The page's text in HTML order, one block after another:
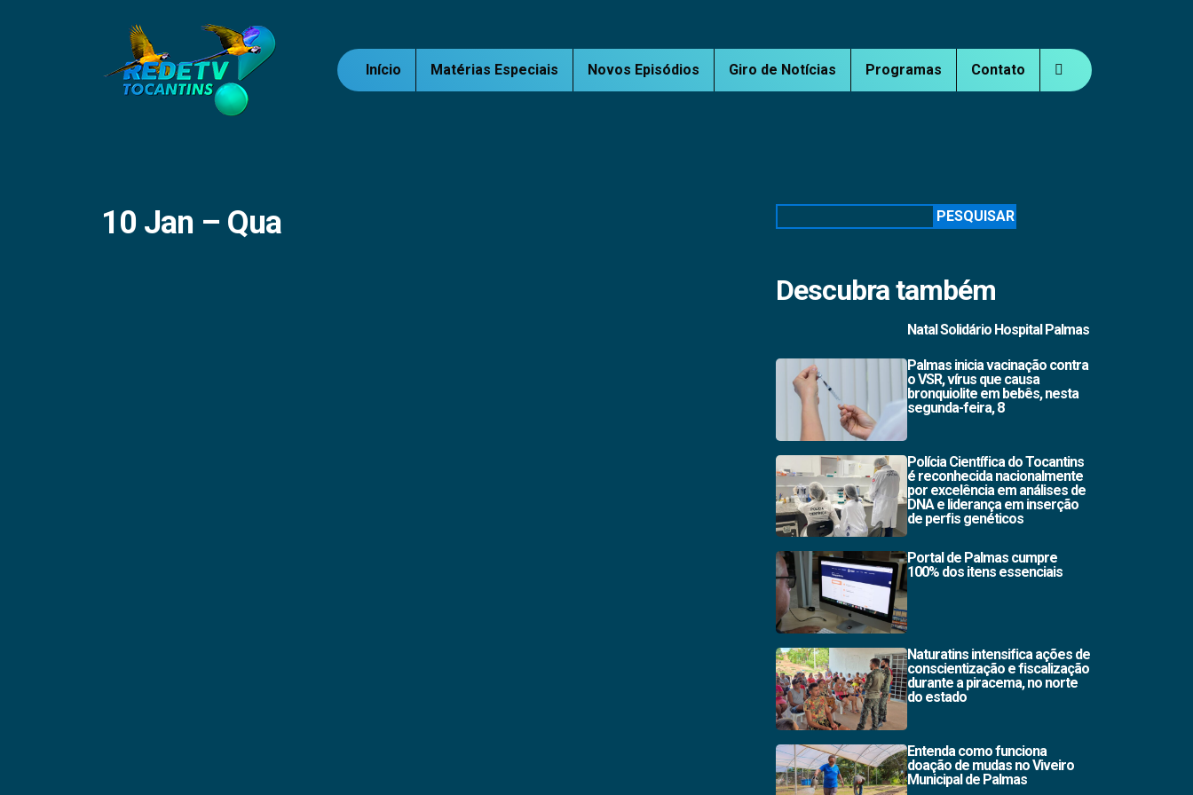
Início Matérias Especiais Novos Episódios Giro de Notícias Programas Contato
10 Jan – Qua PESQUISAR
Descubra também
Natal Solidário Hospital Palmas
Palmas inicia vacinação contra
o VSR, vírus que causa
bronquiolite em bebês, nesta
segunda-feira, 8
Polícia Científica do Tocantins
é reconhecida nacionalmente
por excelência em análises de
DNA e liderança em inserção
de perfis genéticos
Portal de Palmas cumpre
100% dos itens essenciais
Naturatins intensifica ações de
conscientização e fiscalização
durante a piracema, no norte
do estado
Entenda como funciona
doação de mudas no Viveiro
Municipal de Palmas